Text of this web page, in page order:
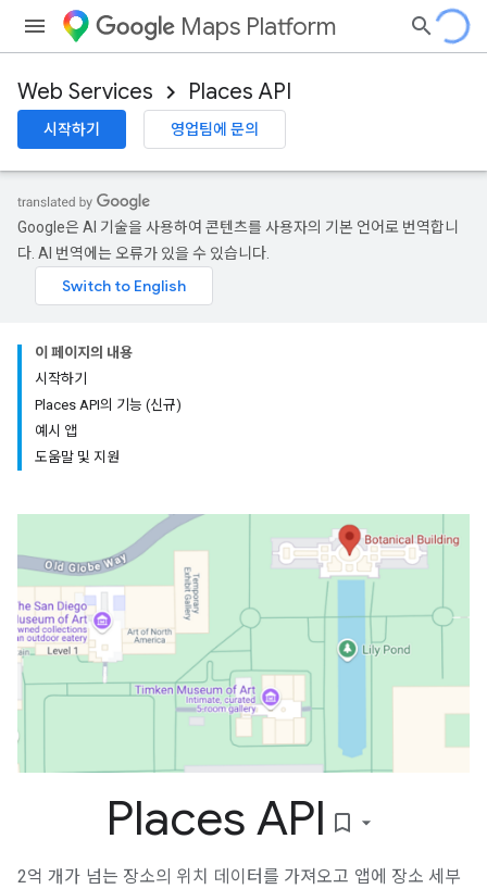
Maps Platform
Web Services Places API
시작하기 영업팀에 문의
Google은 AI 기술을 사용하여 콘텐츠를 사용자의 기본 언어로 번역합니
다. AI 번역에는 오류가 있을 수 있습니다.
이 페이지의 내용
시작하기
Places API의 기능 (신규)
예시 앱
도움말 및 지원
Places API bookmark_border
2억 개가 넘는 장소의 위치 데이터를 가져오고 앱에 장소 세부